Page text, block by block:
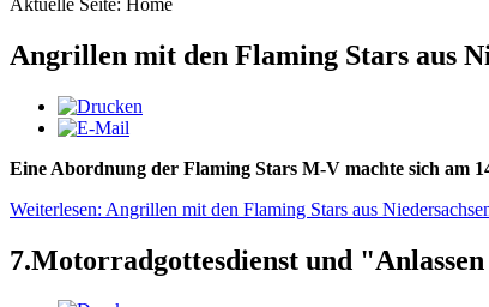
Angrillen mit den Flaming Stars aus
Eine Abordnung der Flaming Stars M-V machte sich am
Weiterlesen: Angrillen mit den Flaming Stars aus
7.Motorradgottesdienst und